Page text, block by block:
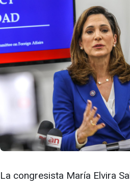
La congresista María Elvira